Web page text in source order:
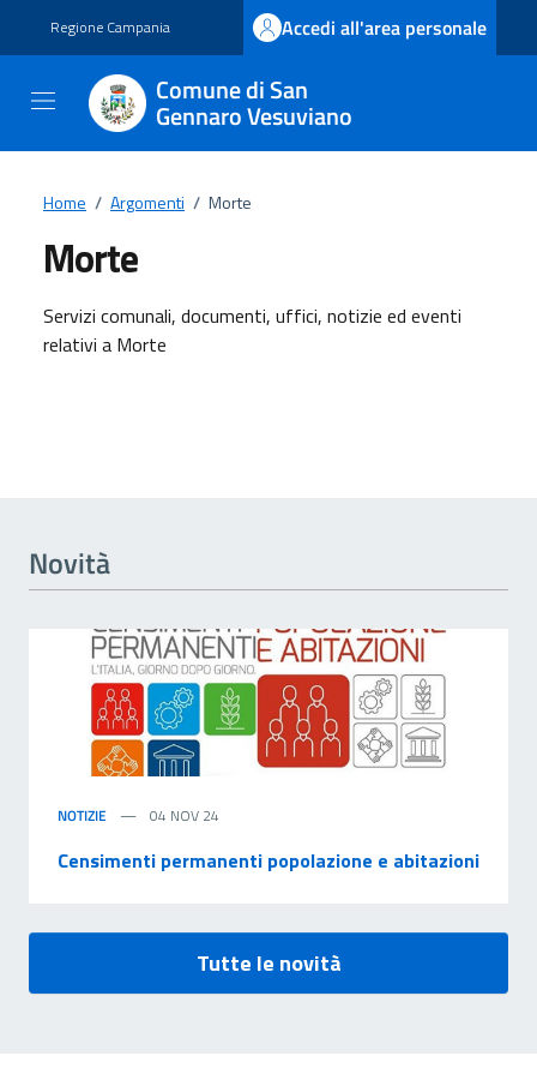
Regione Campania Accedi all'area personale
Comune di San
Gennaro Vesuviano
Home / Argomenti / Morte
Morte
Dettagli dell'argomento
Servizi comunali, documenti, uffici, notizie ed eventi
relativi a Morte
Novità
NOTIZIE 04 NOV 24
Censimenti permanenti popolazione e abitazioni
Tutte le novità